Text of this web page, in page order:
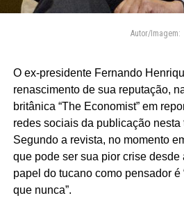
Autor/Imagem:
O ex-presidente Fernando
renascimento de sua reputação,
britânica “The Economist” em
redes sociais da publicação nesta
Segundo a revista, no momento
que pode ser sua pior crise desde
papel do tucano como pensador é
que nunca”.